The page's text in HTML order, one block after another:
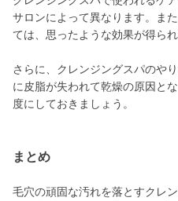
サロンによって異なります。ま
ては、思ったような効果が得られ
さらに、クレンジングスパのや
に皮脂が失われて乾燥の原因と
度にしておきましょう。
まとめ
毛穴の頑固な汚れを落とすクレ